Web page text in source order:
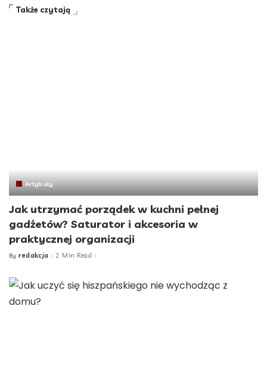
Także czytają
Artykuły
Jak utrzymać porządek w kuchni pełnej
gadżetów? Saturator i akcesoria w
praktycznej organizacji
Posted
By redakcja 2 Min Read